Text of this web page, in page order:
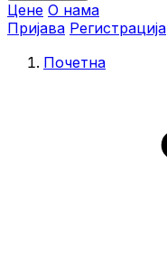
Цене О нама
Пријава Регистрација
Почетна